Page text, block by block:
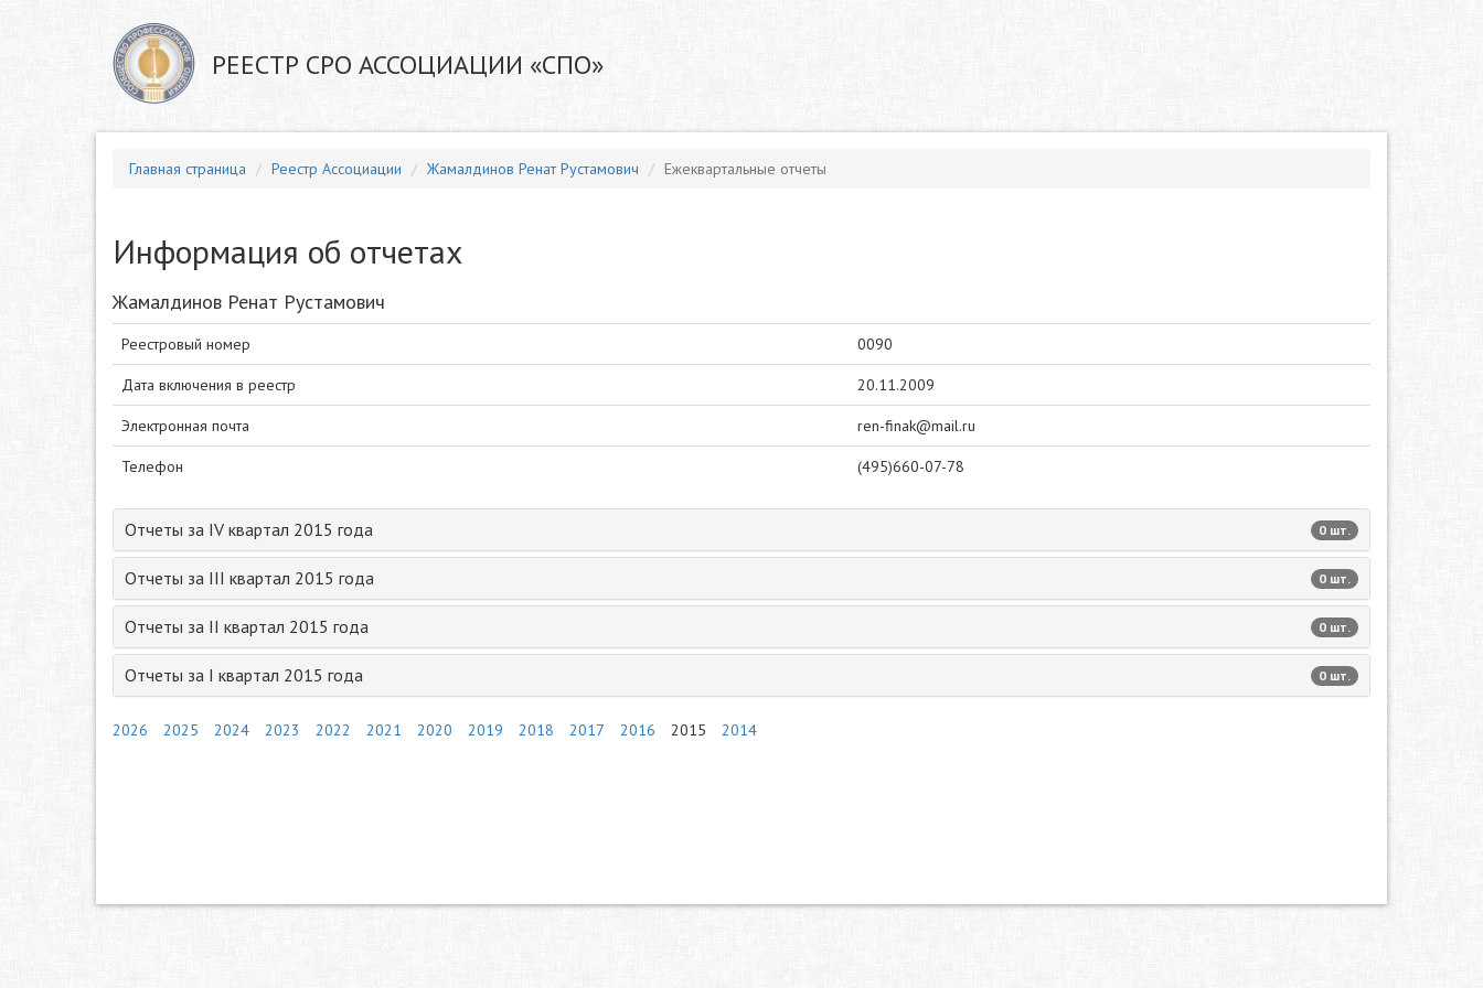
РЕЕСТР СРО АССОЦИАЦИИ «СПО»
Главная страница Реестр Ассоциации Жамалдинов Ренат Рустамович Ежеквартальные отчеты
Информация об отчетах
Жамалдинов Ренат Рустамович
Реестровый номер 0090
Дата включения в реестр 20.11.2009
Электронная почта ren-finak@mail.ru
Телефон (495)660-07-78
Отчеты за IV квартал 2015 года 0 шт.
Отчеты за III квартал 2015 года 0 шт.
Отчеты за II квартал 2015 года 0 шт.
Отчеты за I квартал 2015 года 0 шт.
2026 2025 2024 2023 2022 2021 2020 2019 2018 2017 2016 2015 2014